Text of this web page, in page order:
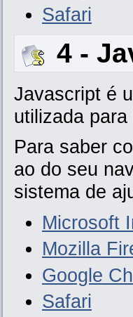
Safari
4 -
Javascript é
utilizada
Para saber
ao do seu
sistema de
Microsoft
Mozilla
Google
Safari